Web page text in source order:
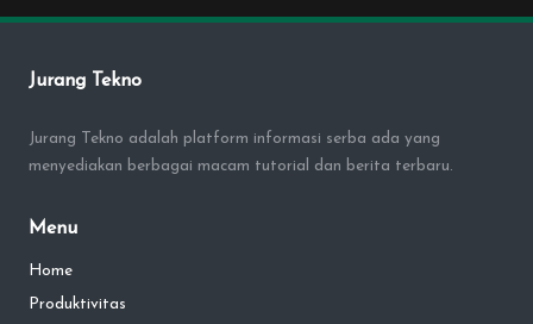
Jurang Tekno
Jurang Tekno adalah platform informasi serba ada yang
menyediakan berbagai macam tutorial dan berita terbaru.
Menu
Home
Produktivitas